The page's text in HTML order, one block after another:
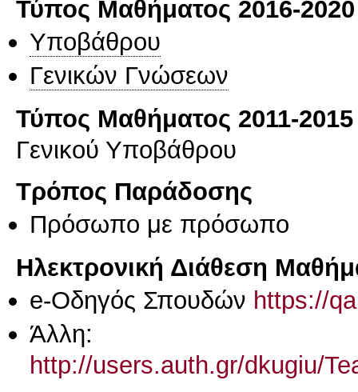
Τύπος Μαθήματος 2016-2020
Υποβάθρου
Γενικών Γνώσεων
Τύπος Μαθήματος 2011-2015
Γενικού Υποβάθρου
Τρόπος Παράδοσης
Πρόσωπο με πρόσωπο
Ηλεκτρονική Διάθεση
e-Οδηγός Σπουδών https://
Άλλη:
http://users.auth.gr/dkugiu/